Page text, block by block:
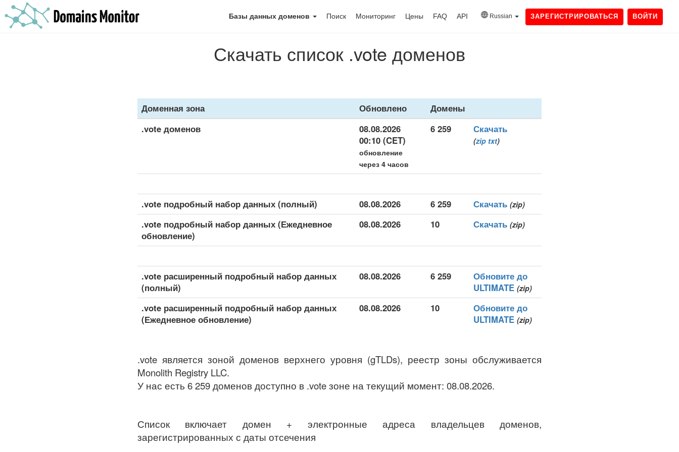
Базы данных доменов Поиск Мониторинг Цены FAQ API Russian ЗАРЕГИСТРИРОВАТЬСЯ ВОЙТИ
Скачать список .vote доменов
Доменная зона Обновлено
Домены
.vote доменов
08.08.2026
00:10 (CET)
обновление
через 4 часов
6 259 Скачать
(zip txt)
.vote подробный набор данных (полный) 08.08.2026 6 259 Скачать (zip)
.vote подробный набор данных (Ежедневное
обновление)
08.08.2026 10 Скачать (zip)
.vote расширенный подробный набор данных
(полный)
08.08.2026 6 259
Обновите до
ULTIMATE (zip)
.vote расширенный подробный набор данных
(Ежедневное обновление)
08.08.2026 10
Обновите до
ULTIMATE (zip)
.vote является зоной доменов верхнего уровня (gTLDs), реестр зоны обслуживается
Monolith Registry LLC.
У нас есть 6 259 доменов доступно в .vote зоне на текущий момент: 08.08.2026.
Список включает домен + электронные адреса владельцев доменов,
зарегистрированных с даты отсечения